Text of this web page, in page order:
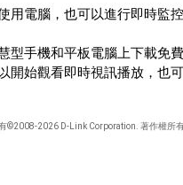
用電腦，也可以進行即時監控
型手機和平板電腦上下載免
開始觀看即時視訊播放，也
©2008-2026 D-Link Corporation. 著作權所